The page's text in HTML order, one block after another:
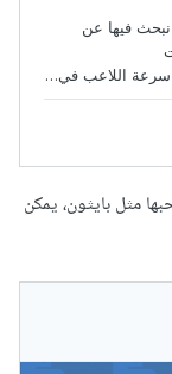
مثل بايثون، يمكن